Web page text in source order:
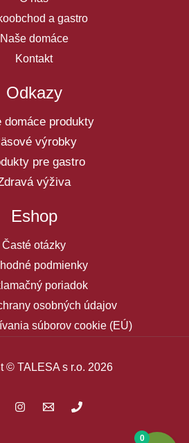
a gastro
Naše domáce
Kontakt
Odkazy
domáce produkty
výrobky
pre gastro
výživa
Eshop
Časté otázky
podmienky
poriadok
osobných údajov
súborov cookie (EÚ)
© TALESA s r.o. 2026
0